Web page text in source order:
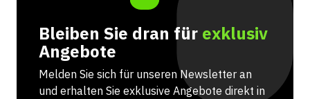
Bleiben Sie dran für exklusiv
Angebote
Melden Sie sich für unseren Newsletter an
und erhalten Sie exklusive Angebote direkt in